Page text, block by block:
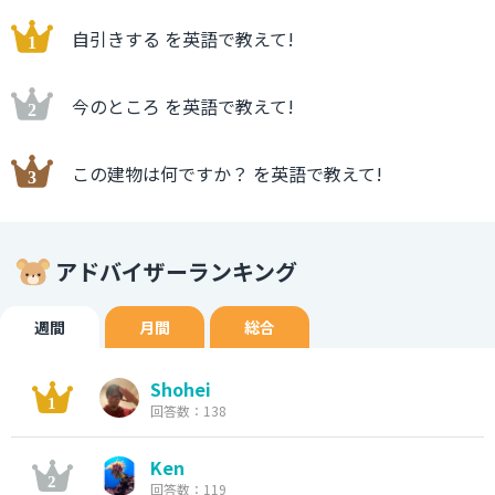
自引きする を英語で教えて!
今のところ を英語で教えて!
この建物は何ですか？ を英語で教えて!
アドバイザーランキング
週間 月間 総合
Shohei
回答数：138
Ken
回答数：119